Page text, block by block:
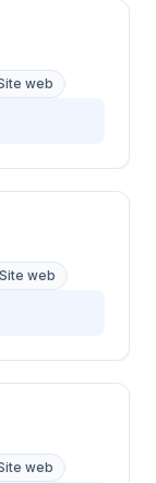
web
Site web
web